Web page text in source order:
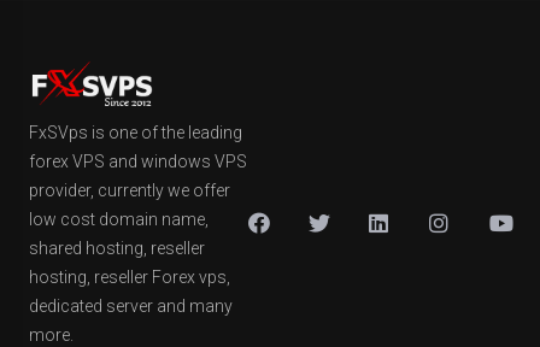
FxSVps is one of the leading
forex VPS and windows VPS
provider, currently we offer
low cost domain name,
shared hosting, reseller
hosting, reseller Forex vps,
dedicated server and many
more.